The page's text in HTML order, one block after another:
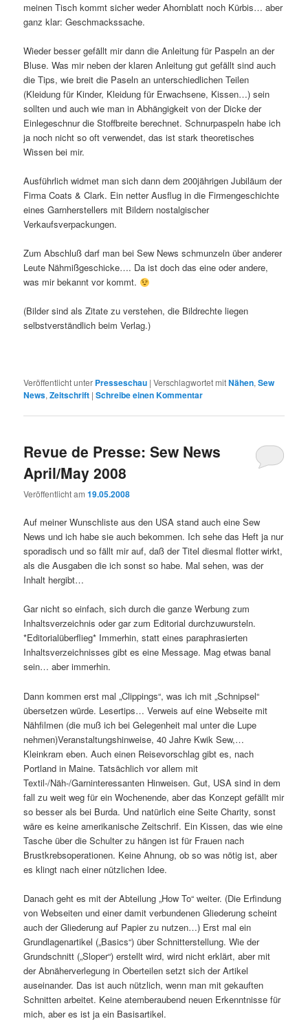
meinen Tisch kommt sicher weder Ahornblatt noch Kürbis… aber
ganz klar: Geschmackssache.
Wieder besser gefällt mir dann die Anleitung für Paspeln an der
Bluse. Was mir neben der klaren Anleitung gut gefällt sind auch
die Tips, wie breit die Paseln an unterschiedlichen Teilen
(Kleidung für Kinder, Kleidung für Erwachsene, Kissen…) sein
sollten und auch wie man in Abhängigkeit von der Dicke der
Einlegeschnur die Stoffbreite berechnet. Schnurpaspeln habe ich
ja noch nicht so oft verwendet, das ist stark theoretisches
Wissen bei mir.
Ausführlich widmet man sich dann dem 200jährigen Jubiläum der
Firma Coats & Clark. Ein netter Ausflug in die Firmengeschichte
eines Garnherstellers mit Bildern nostalgischer
Verkaufsverpackungen.
Zum Abschluß darf man bei Sew News schmunzeln über anderer
Leute Nähmißgeschicke…. Da ist doch das eine oder andere,
was mir bekannt vor kommt.
(Bilder sind als Zitate zu verstehen, die Bildrechte liegen
selbstverständlich beim Verlag.)
Veröffentlicht unter Presseschau |Verschlagwortet mitNähen,Sew
News,Zeitschrift |Schreibe einen Kommentar
Revue de Presse: Sew News
April/May 2008
Veröffentlicht am19.05.2008
Auf meiner Wunschliste aus den USA stand auch eine Sew
News und ich habe sie auch bekommen. Ich sehe das Heft ja nur
sporadisch und so fällt mir auf, daß der Titel diesmal flotter wirkt,
als die Ausgaben die ich sonst so habe. Mal sehen, was der
Inhalt hergibt…
Gar nicht so einfach, sich durch die ganze Werbung zum
Inhaltsverzeichnis oder gar zum Editorial durchzuwursteln.
*Editorialüberflieg* Immerhin, statt eines paraphrasierten
Inhaltsverzeichnisses gibt es eine Message. Mag etwas banal
sein… aber immerhin.
Dann kommen erst mal „Clippings“, was ich mit „Schnipsel“
übersetzen würde. Lesertips… Verweis auf eine Webseite mit
Nähfilmen (die muß ich bei Gelegenheit mal unter die Lupe
nehmen)Veranstaltungshinweise, 40 Jahre Kwik Sew,…
Kleinkram eben. Auch einen Reisevorschlag gibt es, nach
Portland in Maine. Tatsächlich vor allem mit
Textil-/Näh-/Garninteressanten Hinweisen. Gut, USA sind in dem
fall zu weit weg für ein Wochenende, aber das Konzept gefällt mir
so besser als bei Burda. Und natürlich eine Seite Charity, sonst
wäre es keine amerikanische Zeitschrif. Ein Kissen, das wie eine
Tasche über die Schulter zu hängen ist für Frauen nach
Brustkrebsoperationen. Keine Ahnung, ob so was nötig ist, aber
es klingt nach einer nützlichen Idee.
Danach geht es mit der Abteilung „How To“ weiter. (Die Erfindung
von Webseiten und einer damit verbundenen Gliederung scheint
auch der Gliederung auf Papier zu nutzen…) Erst mal ein
Grundlagenartikel („Basics“) über Schnitterstellung. Wie der
Grundschnitt („Sloper“) erstellt wird, wird nicht erklärt, aber mit
der Abnäherverlegung in Oberteilen setzt sich der Artikel
auseinander. Das ist auch nützlich, wenn man mit gekauften
Schnitten arbeitet. Keine atemberaubend neuen Erkenntnisse für
mich, aber es ist ja ein Basisartikel.